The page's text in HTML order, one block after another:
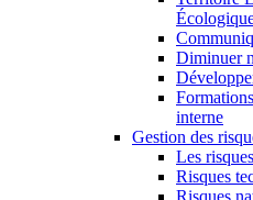
Diminuer
interne
Gestion des
Les
Risques